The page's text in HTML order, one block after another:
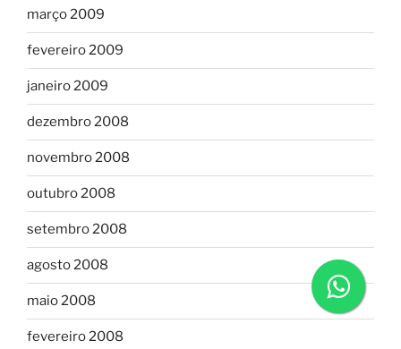
março 2009
fevereiro 2009
janeiro 2009
dezembro 2008
novembro 2008
outubro 2008
setembro 2008
agosto 2008
maio 2008
fevereiro 2008